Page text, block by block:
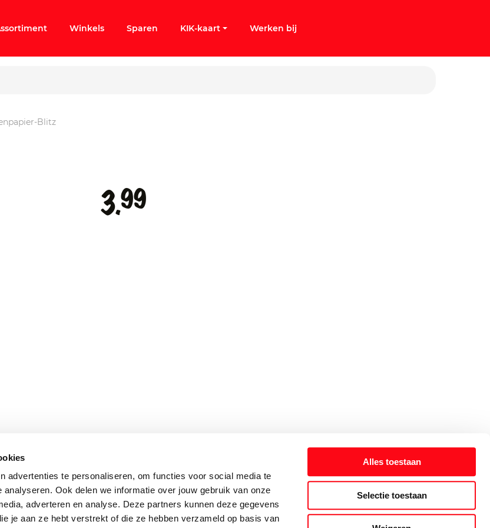
advertenties te personaliseren, om functies voor social media te
Ook delen we informatie over jouw gebruik van onze
adverteren en analyse. Deze partners kunnen deze gegevens
je aan ze hebt verstrekt of die ze hebben verzameld op basis van
Alles toestaan
Selectie toestaan
Winkels Sparen KIK-kaart Werken bij
Blitz
3.99